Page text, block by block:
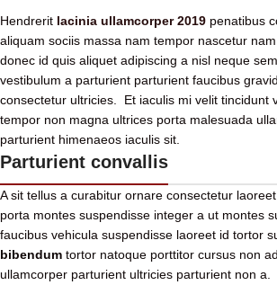
Hendrerit lacinia ullamcorper 2019 penatibus
aliquam sociis massa nam tempor nascetur
donec id quis aliquet adipiscing a nisl neque
vestibulum a parturient parturient faucibus
consectetur ultricies. Et iaculis mi velit tincidunt
tempor non magna ultrices porta malesuada
parturient himenaeos iaculis sit.
Parturient convallis
A sit tellus a curabitur ornare consectetur
porta montes suspendisse integer a ut montes
faucibus vehicula suspendisse laoreet id tortor
bibendum tortor natoque porttitor cursus non
ullamcorper parturient ultricies parturient non a.